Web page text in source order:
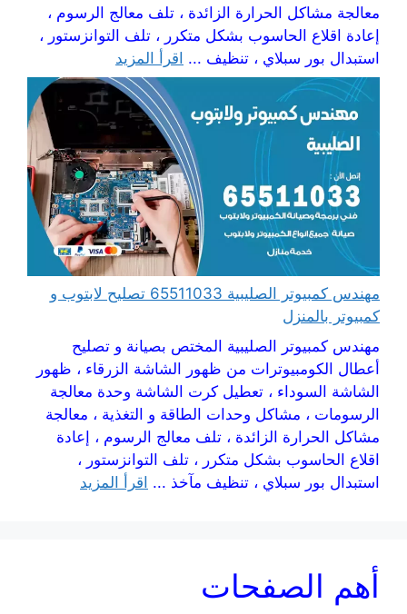
معالجة مشاكل الحرارة الزائدة ، تلف معالج الرسوم ،
إعادة اقلاع الحاسوب بشكل متكرر ، تلف التوانزستور ،
استبدال بور سبلاي ، تنظيف ... اقرأ المزيد
مهندس كمبيوتر الصليبية 65511033 تصليح لابتوب و
كمبيوتر بالمنزل
مهندس كمبيوتر الصليبية المختص بصيانة و تصليح
أعطال الكومبيوترات من ظهور الشاشة الزرقاء ، ظهور
الشاشة السوداء ، تعطيل كرت الشاشة وحدة معالجة
الرسومات ، مشاكل وحدات الطاقة و التغذية ، معالجة
مشاكل الحرارة الزائدة ، تلف معالج الرسوم ، إعادة
اقلاع الحاسوب بشكل متكرر ، تلف التوانزستور ،
استبدال بور سبلاي ، تنظيف مآخذ ... اقرأ المزيد
أهم الصفحات